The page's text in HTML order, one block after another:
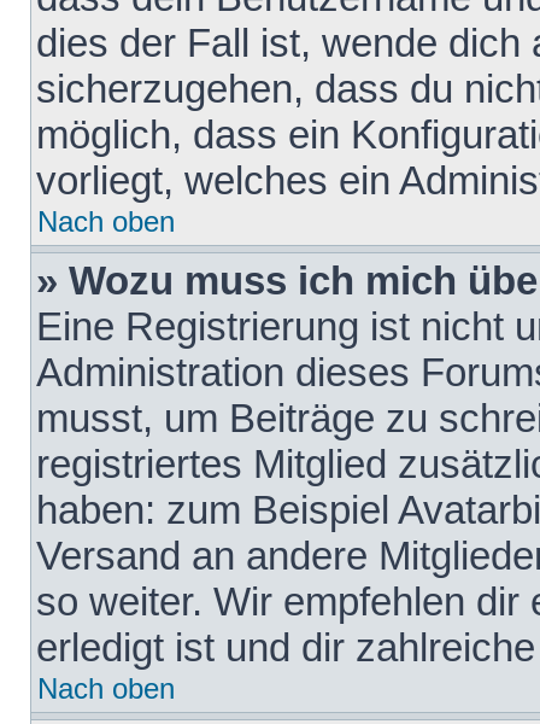
dies der Fall ist, wende dich
sicherzugehen, dass du
möglich, dass ein
vorliegt, welches ein
Nach oben
» Wozu muss ich mich
Eine Registrierung ist nicht
Administration dieses
musst, um Beiträge zu
registriertes Mitglied
haben: zum Beispiel
Versand an andere
so weiter. Wir empfehlen
erledigt ist und dir
Nach oben